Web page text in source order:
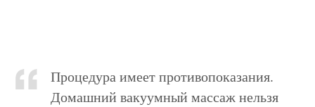
Процедура имеет противопоказания.
Домашний вакуумный массаж нельзя